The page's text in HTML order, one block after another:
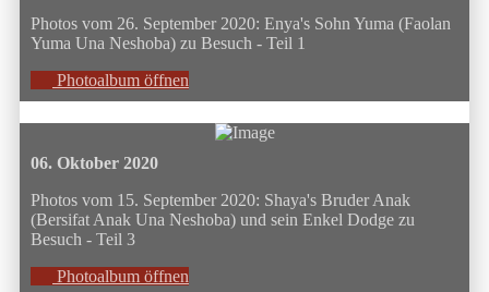
Photos vom 26. September 2020: Enya's Sohn Yuma (Faolan
Yuma Una Neshoba) zu Besuch - Teil 1
Photoalbum öffnen
06. Oktober 2020
Photos vom 15. September 2020: Shaya's Bruder Anak
(Bersifat Anak Una Neshoba) und sein Enkel Dodge zu
Besuch - Teil 3
Photoalbum öffnen